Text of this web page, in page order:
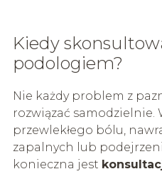
Kiedy
podologiem?
Nie każdy problem z
rozwiązać samodzielnie.
przewlekłego bólu,
zapalnych lub
konieczna jest